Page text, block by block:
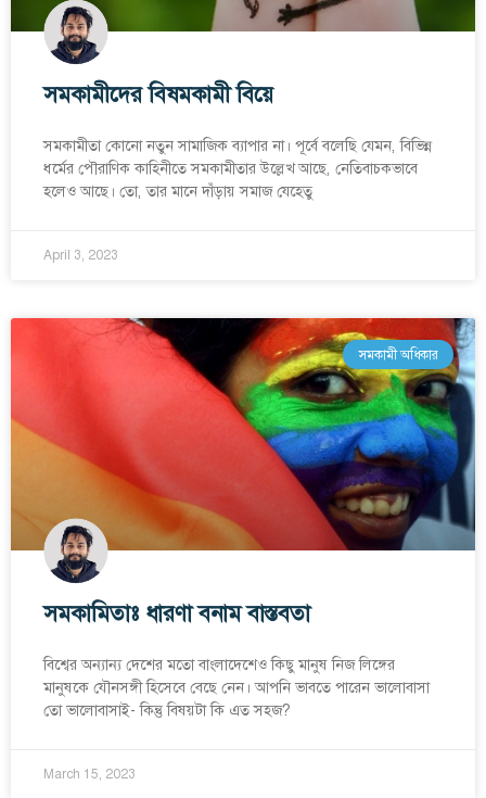
সমকামীদের বিষমকামী বিয়ে
সমকামীতা কোনো নতুন সামাজিক ব্যাপার না। পূর্বে বলেছি যেমন, বিভিন্ন
ধর্মের পৌরাণিক কাহিনীতে সমকামীতার উল্লেখ আছে, নেতিবাচকভাবে
হলেও আছে। তো, তার মানে দাঁড়ায় সমাজ যেহেতু
April 3, 2023
সমকামী অধিকার
সমকামিতাঃ ধারণা বনাম বাস্তবতা
বিশ্বের অন্যান্য দেশের মতো বাংলাদেশেও কিছু মানুষ নিজ লিঙ্গের
মানুষকে যৌনসঙ্গী হিসেবে বেছে নেন। আপনি ভাবতে পারেন ভালোবাসা
তো ভালোবাসাই- কিন্তু বিষয়টা কি এত সহজ?
March 15, 2023